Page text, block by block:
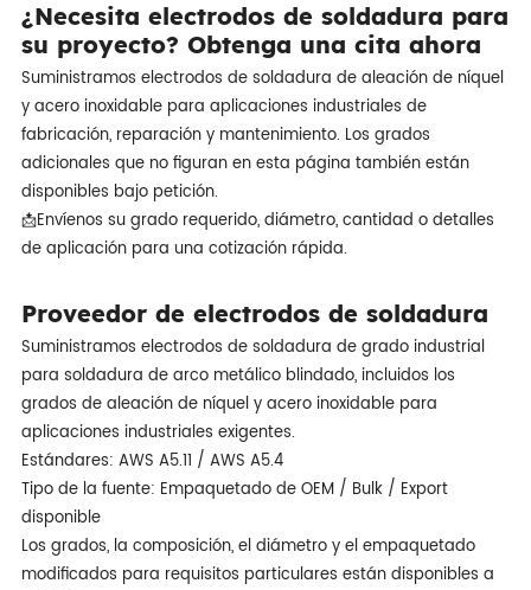
¿Necesita electrodos de soldadura para
su proyecto? Obtenga una cita ahora
Suministramos electrodos de soldadura de aleación de níquel
y acero inoxidable para aplicaciones industriales de
fabricación, reparación y mantenimiento. Los grados
adicionales que no figuran en esta página también están
disponibles bajo petición.
📩Envíenos su grado requerido, diámetro, cantidad o detalles
de aplicación para una cotización rápida.
Proveedor de electrodos de soldadura
Suministramos electrodos de soldadura de grado industrial
para soldadura de arco metálico blindado, incluidos los
grados de aleación de níquel y acero inoxidable para
aplicaciones industriales exigentes.
Estándares: AWS A5.11 / AWS A5.4
Tipo de la fuente: Empaquetado de OEM / Bulk / Export
disponible
Los grados, la composición, el diámetro y el empaquetado
modificados para requisitos particulares están disponibles a